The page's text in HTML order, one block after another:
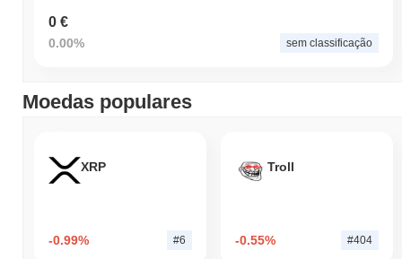
0 €
0.00% sem classificação
Moedas populares
XRP
-0.99% #6
Troll
-0.55% #404